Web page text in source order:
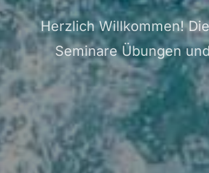
Herzlich Willkommen!
Seminare Übungen